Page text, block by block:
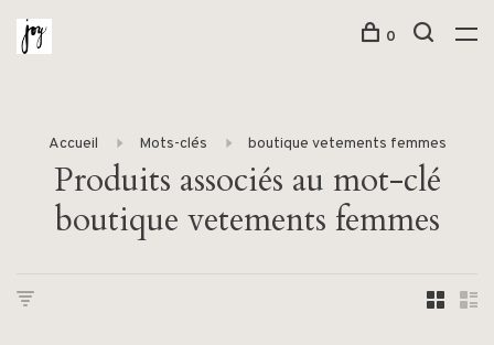
0
Accueil Mots-clés boutique vetements femmes
Produits associés au mot-clé
boutique vetements femmes